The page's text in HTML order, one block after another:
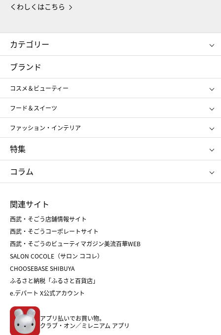
くわしくはこちら
カテゴリー
コスメ＆ビューティー
ギフト
レディース
メンズ
スポーツ・アウトドア
お中元
お歳暮
ブランド
コスメ＆ビューティー
SHISEIDO
ポール&ジョー ボーテ
ジルスチュアート
NARS
RMK
クリニーク
SK-Ⅱ
フード＆スイーツ
アンリ・シャルパンティエ
ゴディバ
新宿高野
たねや
ねんりん家
ファッション・インテリア
ポロ ラルフ ローレン
タケオ キクチ
ママ＆キッズ
シュタイフ
特集
お中元
ひな人形
五月人形
父の日
クリスマスケーキ
ホワイトデー
コラム
菓子折り
和菓子
人気のギフト
バレンタイン
ホワイトデー
おせち
フード
ホーム・キッチン＆アート
関連サイト
西武・そごう店舗情報サイト
西武・そごうコーポレートサイト
西武・そごうのビューティマガジン美流百華WEB
SALON COCOLE（サロン ココレ）
CHOOSEBASE SHIBUYA
ふるさと納税「ふるさと百貨店」
e.デパート X公式アカウント
アプリ払いでお買い物。
クラブ・オン／ミレニアム アプリ